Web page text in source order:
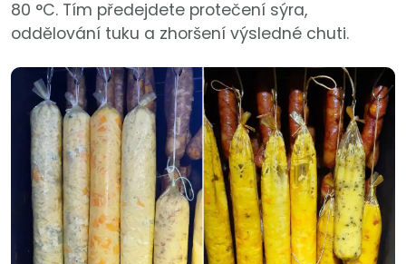
80 °C. Tím předejdete protečení sýra,
oddělování tuku a zhoršení výsledné chuti.